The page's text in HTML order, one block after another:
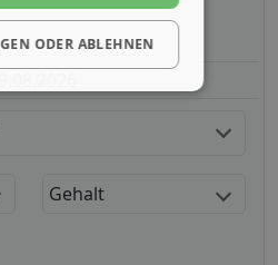
Gehalt
ODER ABLEHNEN